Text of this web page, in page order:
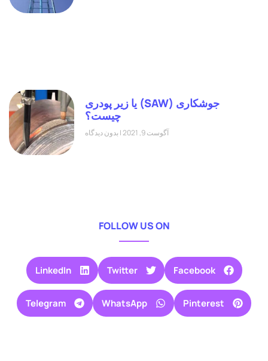
جوشکاری (SAW) یا زیر پودری
چیست؟
آگوست 9, 2021 بدون دیدگاه
FOLLOW US ON
Facebook
Twitter
LinkedIn
Pinterest
WhatsApp
Telegram